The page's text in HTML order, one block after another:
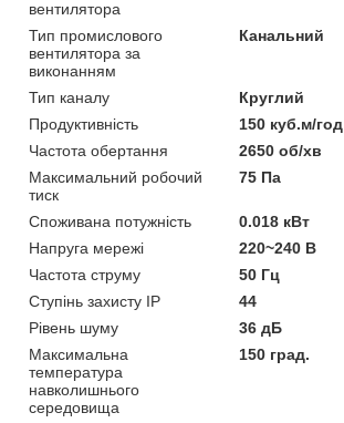
вентилятора
Тип промислового
вентилятора за
виконанням
Канальний
Тип каналу
Круглий
Продуктивність
150 куб.м/год
Частота обертання
2650 об/хв
Максимальний робочий
тиск
75 Па
Споживана потужність
0.018 кВт
Напруга мережі
220~240 В
Частота струму
50 Гц
Ступінь захисту IP
44
Рівень шуму
36 дБ
Максимальна
температура
навколишнього
середовища
150 град.